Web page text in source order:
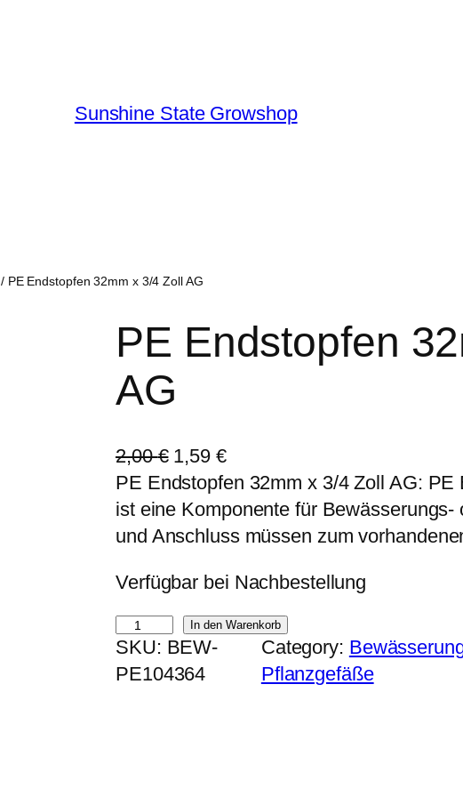
Sunshine State Growshop
/ PE Endstopfen 32mm x 3/4 Zoll AG
PE Endstopfen
AG
2,00€ U
r
s
p
ü
n
g
l
1,59 €A
k
t
u
l
l
PE Endstopfen 32mm x 3/4 Zoll AG:
ist eine Komponente für
und Anschluss müssen zum
Verfügbar bei Nachbestellung
P
E
E
In den Warenkorb
SKU: BEW-
PE104364
Category:
Pflanzgefäße